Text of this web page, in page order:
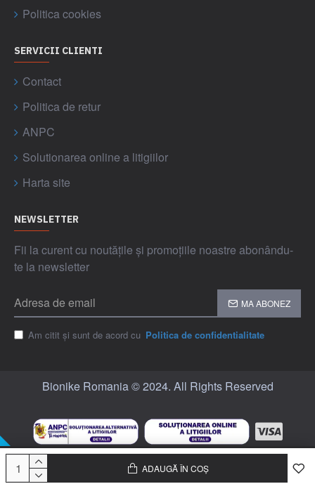
ADAUGĂ ÎN COȘ
Politica cookies
SERVICII CLIENTI
Contact
Politica de retur
ANPC
Solutionarea online a litigiilor
Harta site
NEWSLETTER
Fii la curent cu noutățile și promoțiile noastre abonându-
te la newsletter
MA ABONEZ
Am citit și sunt de acord cu Politica de confidentialitate
Bionike Romania © 2024. All Rights Reserved